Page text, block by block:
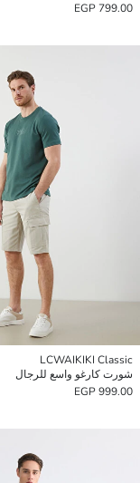
799.00 EGP
LCWAIKIKI Classic
شورت كارغو واسع للرجال
999.00 EGP